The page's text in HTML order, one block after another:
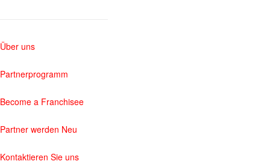
Über uns
Partnerprogramm
Become a Franchisee
Partner werden Neu
Kontaktieren Sie uns